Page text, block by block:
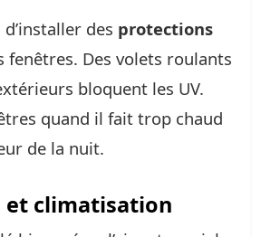
des protections
fenêtres. Des volets roulants
bloquent les UV.
quand il fait trop chaud
de la nuit.
climatisation